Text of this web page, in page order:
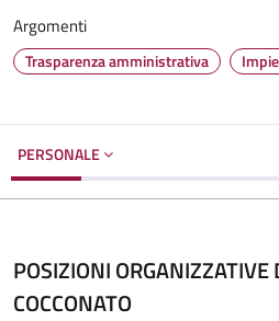
Argomenti
Trasparenza amministrativa
PERSONALE
POSIZIONI ORGANIZZATIVE
COCCONATO